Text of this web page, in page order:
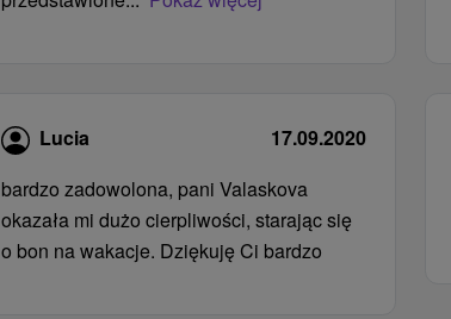
Lucia
17.09.2020
bardzo zadowolona, ​​pani Valaskova
okazała mi dużo cierpliwości, starając się
o bon na wakacje. Dziękuję Ci bardzo